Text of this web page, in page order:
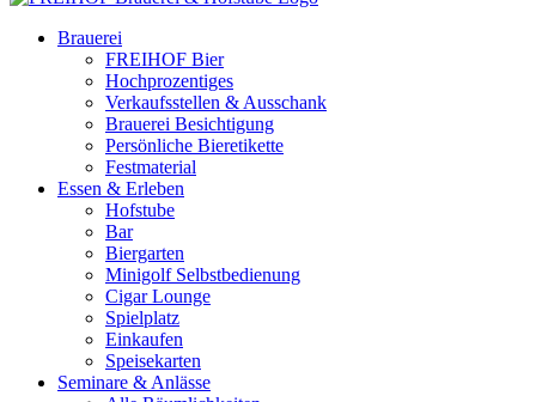
Brauerei
FREIHOF Bier
Hochprozentiges
Verkaufsstellen & Ausschank
Brauerei Besichtigung
Persönliche Bieretikette
Festmaterial
Essen & Erleben
Hofstube
Bar
Biergarten
Minigolf Selbstbedienung
Cigar Lounge
Spielplatz
Einkaufen
Speisekarten
Seminare & Anlässe